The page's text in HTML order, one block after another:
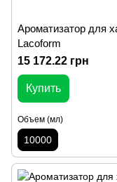
Ароматизатор для
Lacoform
15 172.22 грн
Купить
Объем (мл)
10000